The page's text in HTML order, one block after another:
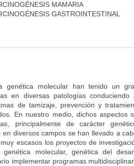
MAMARIA
GASTROINTESTINAL
genética molecular han tenido un
en diversas patologías
de tamizaje, prevención y
En nuestro medio, dichos aspectos
principalmente de carácter
diversos campos se han llevado a
escasos los proyectos de
molecular, genética del
implementar programas